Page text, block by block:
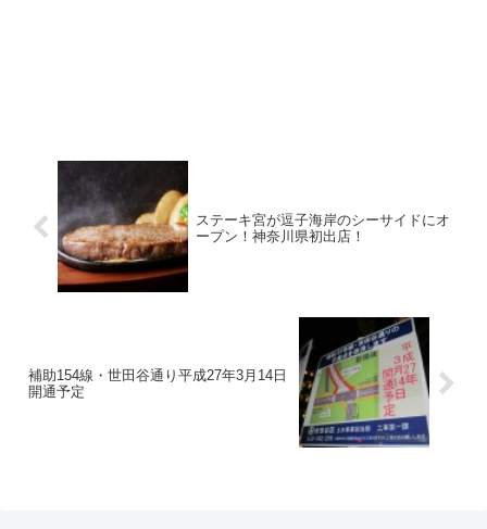
ステーキ宮が逗子海岸のシーサイドにオ
ープン！神奈川県初出店！
補助154線・世田谷通り平成27年3月14日
開通予定